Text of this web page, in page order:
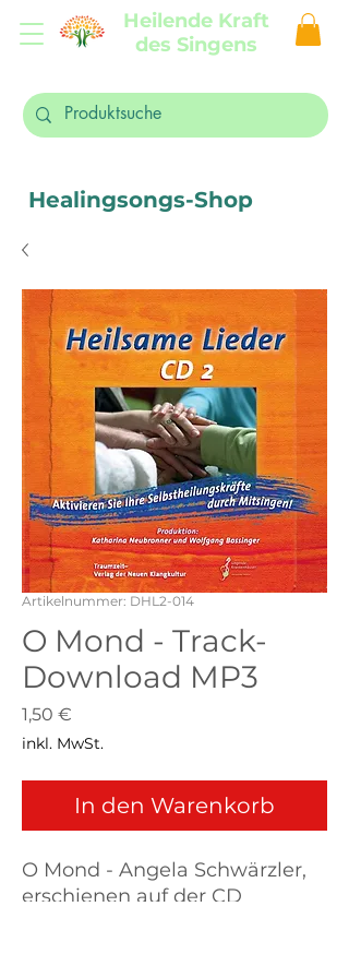
Heilende Kraft
des Singens
Healingsongs-Shop
Artikelnummer: DHL2-014
O Mond - Track-
Download MP3
1,50 €
inkl. MwSt.
In den Warenkorb
O Mond - Angela Schwärzler,
erschienen auf der CD